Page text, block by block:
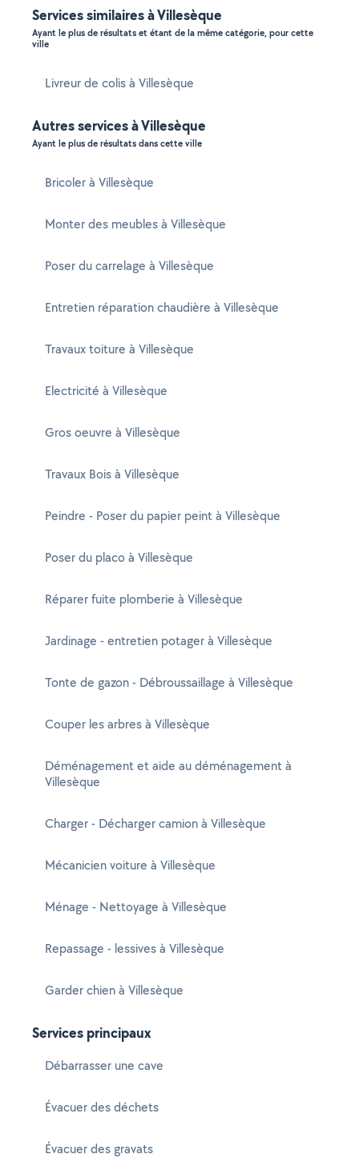
Services similaires à Villesèque
Ayant le plus de résultats et étant de la même catégorie, pour cette
ville
Livreur de colis à Villesèque
Autres services à Villesèque
Ayant le plus de résultats dans cette ville
Bricoler à Villesèque
Monter des meubles à Villesèque
Poser du carrelage à Villesèque
Entretien réparation chaudière à Villesèque
Travaux toiture à Villesèque
Electricité à Villesèque
Gros oeuvre à Villesèque
Travaux Bois à Villesèque
Peindre - Poser du papier peint à Villesèque
Poser du placo à Villesèque
Réparer fuite plomberie à Villesèque
Jardinage - entretien potager à Villesèque
Tonte de gazon - Débroussaillage à Villesèque
Couper les arbres à Villesèque
Déménagement et aide au déménagement à
Villesèque
Charger - Décharger camion à Villesèque
Mécanicien voiture à Villesèque
Ménage - Nettoyage à Villesèque
Repassage - lessives à Villesèque
Garder chien à Villesèque
Services principaux
Débarrasser une cave
Évacuer des déchets
Évacuer des gravats